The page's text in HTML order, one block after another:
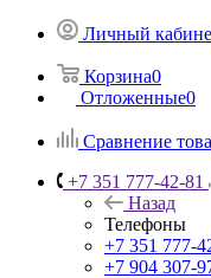
Личный
Корзина0
Отложенные0
Сравнение
+7 351 777-42-81
Назад
Телефоны
+7 351 777-
+7 904 307-